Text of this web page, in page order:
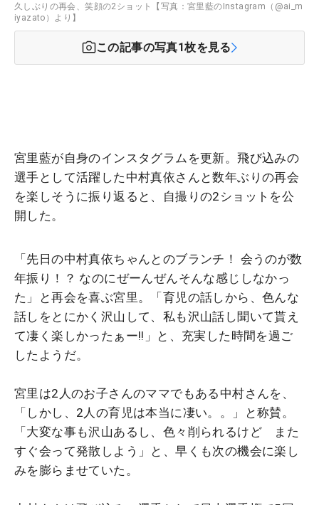
久しぶりの再会、笑顔の2ショット【写真：宮里藍のInstagram（@ai_m
iyazato）より】
この記事の写真1枚を見る
宮里藍が自身のインスタグラムを更新。飛び込みの
選手として活躍した中村真依さんと数年ぶりの再会
を楽しそうに振り返ると、自撮りの2ショットを公
開した。
「先日の中村真依ちゃんとのブランチ！ 会うのが数
年振り！？ なのにぜーんぜんそんな感じしなかっ
た」と再会を喜ぶ宮里。「育児の話しから、色んな
話しをとにかく沢山して、私も沢山話し聞いて貰え
て凄く楽しかったぁー!!」と、充実した時間を過ご
したようだ。
宮里は2人のお子さんのママでもある中村さんを、
「しかし、2人の育児は本当に凄い。。」と称賛。
「大変な事も沢山あるし、色々削られるけど また
すぐ会って発散しよう」と、早くも次の機会に楽し
みを膨らませていた。